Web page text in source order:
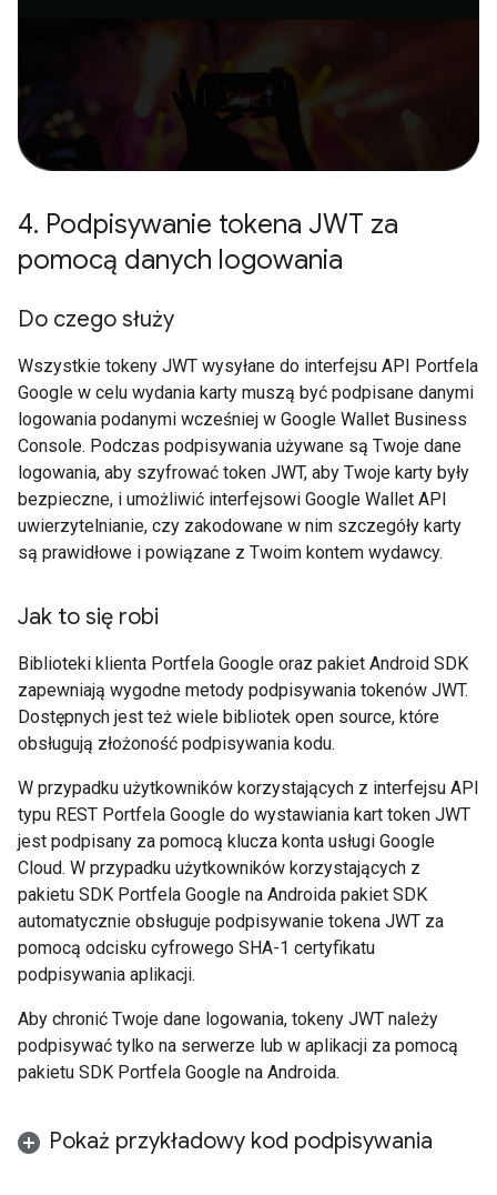
4. Podpisywanie tokena JWT za
pomocą danych logowania
Do czego służy
Wszystkie tokeny JWT wysyłane do interfejsu API Portfela
Google w celu wydania karty muszą być podpisane danymi
logowania podanymi wcześniej w Google Wallet Business
Console. Podczas podpisywania używane są Twoje dane
logowania, aby szyfrować token JWT, aby Twoje karty były
bezpieczne, i umożliwić interfejsowi Google Wallet API
uwierzytelnianie, czy zakodowane w nim szczegóły karty
są prawidłowe i powiązane z Twoim kontem wydawcy.
Jak to się robi
Biblioteki klienta Portfela Google oraz pakiet Android SDK
zapewniają wygodne metody podpisywania tokenów JWT.
Dostępnych jest też wiele bibliotek open source, które
obsługują złożoność podpisywania kodu.
W przypadku użytkowników korzystających z interfejsu API
typu REST Portfela Google do wystawiania kart token JWT
jest podpisany za pomocą klucza konta usługi Google
Cloud. W przypadku użytkowników korzystających z
pakietu SDK Portfela Google na Androida pakiet SDK
automatycznie obsługuje podpisywanie tokena JWT za
pomocą odcisku cyfrowego SHA-1 certyfikatu
podpisywania aplikacji.
Aby chronić Twoje dane logowania, tokeny JWT należy
podpisywać tylko na serwerze lub w aplikacji za pomocą
pakietu SDK Portfela Google na Androida.
Pokaż przykładowy kod podpisywania